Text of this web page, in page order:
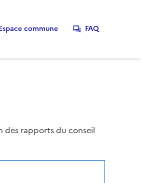
commune FAQ
des rapports du conseil